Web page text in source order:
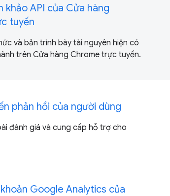
khảo API của Cửa hàng
tuyến
và bản trình bày tài nguyên hiện có
trên Cửa hàng Chrome trực tuyến.
phản hồi của người dùng
đánh giá và cung cấp hỗ trợ cho
Google Analytics của